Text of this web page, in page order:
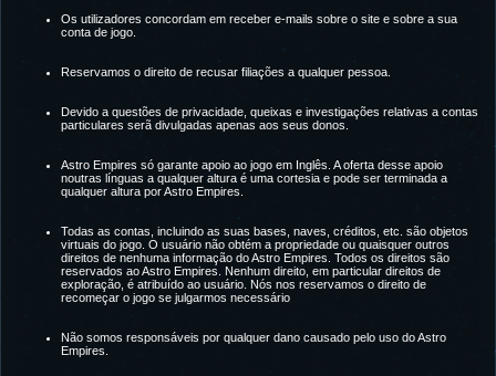
Os utilizadores concordam em receber e-mails sobre o site e sobre a sua
conta de jogo.
Reservamos o direito de recusar filiações a qualquer pessoa.
Devido a questões de privacidade, queixas e investigações relativas a contas
particulares serã divulgadas apenas aos seus donos.
Astro Empires só garante apoio ao jogo em Inglês. A oferta desse apoio
noutras línguas a qualquer altura é uma cortesia e pode ser terminada a
qualquer altura por Astro Empires.
Todas as contas, incluindo as suas bases, naves, créditos, etc. são objetos
virtuais do jogo. O usuário não obtém a propriedade ou quaisquer outros
direitos de nenhuma informação do Astro Empires. Todos os direitos são
reservados ao Astro Empires. Nenhum direito, em particular direitos de
exploração, é atribuído ao usuário. Nós nos reservamos o direito de
recomeçar o jogo se julgarmos necessário
Não somos responsáveis por qualquer dano causado pelo uso do Astro
Empires.